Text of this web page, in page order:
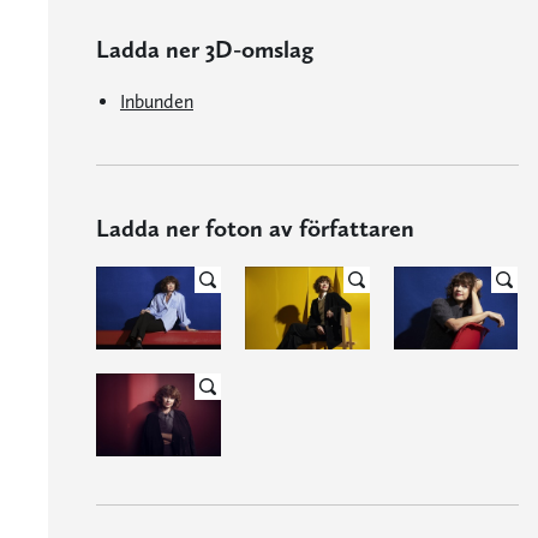
Ladda ner 3D-omslag
Inbunden
Ladda ner foton av författaren